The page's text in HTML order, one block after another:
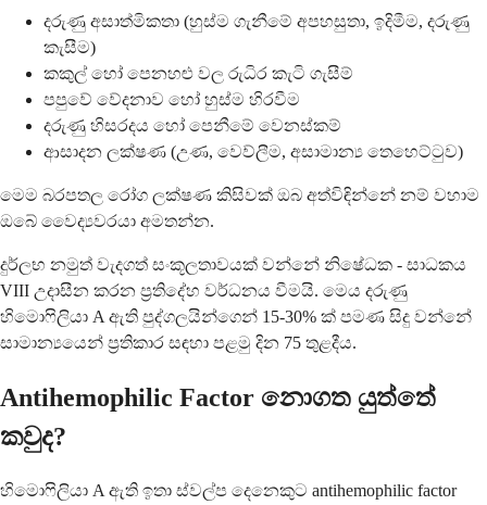
දරුණු අසාත්මිකතා (හුස්ම ගැනීමේ අපහසුතා, ඉදිමීම, දරුණු
කැසීම)
කකුල් හෝ පෙනහළු වල රුධිර කැටි ගැසීම්
පපුවේ වේදනාව හෝ හුස්ම හිරවීම
දරුණු හිසරදය හෝ පෙනීමේ වෙනස්කම්
ආසාදන ලක්ෂණ (උණ, වෙව්ලීම, අසාමාන්‍ය තෙහෙට්ටුව)
මෙම බරපතල රෝග ලක්ෂණ කිසිවක් ඔබ අත්විඳින්නේ නම් වහාම
ඔබේ වෛද්‍යවරයා අමතන්න.
දුර්ලභ නමුත් වැදගත් සංකූලතාවයක් වන්නේ නිෂේධක - සාධකය
VIII උදාසීන කරන ප්‍රතිදේහ වර්ධනය වීමයි. මෙය දරුණු
හිමොෆිලියා A ඇති පුද්ගලයින්ගෙන් 15-30% ක් පමණ සිදු වන්නේ
සාමාන්‍යයෙන් ප්‍රතිකාර සඳහා පළමු දින 75 තුළදීය.
Antihemophilic Factor නොගත යුත්තේ
කවුද?
හිමොෆිලියා A ඇති ඉතා ස්වල්ප දෙනෙකුට antihemophilic factor